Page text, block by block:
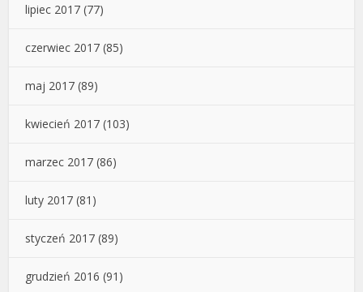
lipiec 2017 (77)
czerwiec 2017 (85)
maj 2017 (89)
kwiecień 2017 (103)
marzec 2017 (86)
luty 2017 (81)
styczeń 2017 (89)
grudzień 2016 (91)